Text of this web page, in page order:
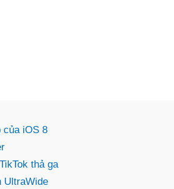
của iOS 8
thả ga
UltraWide